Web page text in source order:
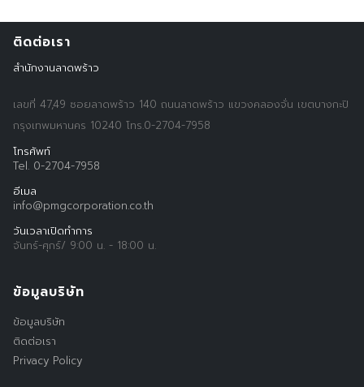
Search
for:
ติดต่อเรา
สำนักงานลาดพร้าว
เลขที่ 47,49 ซอยลาดพร้าว 140 ถนนลาดพร้าว แขวงคลองจั่น เขตบางกะปิ
กรุงเทพมหานคร 10240 โทร.0-2704-7958
โทรศัพท์
Tel. 0-2704-7958
อีเมล
info@pmgcorporation.co.th
วันเวลาเปิดทำการ
จันทร์-ศุกร์/ 9:00 น. - 18:00 น.
ข้อมูลบริษัท
ข้อมูลบริษัท
ติดต่อเรา
Privacy Policy